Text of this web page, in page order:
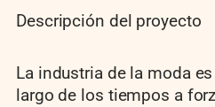
Descripción del proyecto
La industria de la moda
largo de los tiempos a